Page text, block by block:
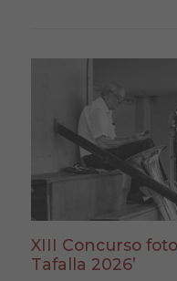
XIII Concurso
Tafalla 2026’